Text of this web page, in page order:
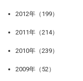
2012年（199）
2011年（214）
2010年（239）
2009年（52）